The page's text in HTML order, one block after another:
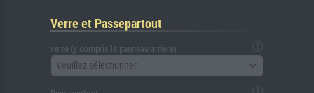
Verre et Passepartout
verre (y compris le panneau arrière)
Veuillez sélectionner